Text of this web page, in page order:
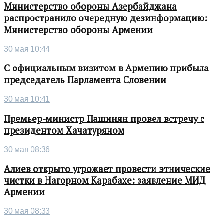
Министерство обороны Азербайджана
распространило очередную дезинформацию:
Министерство обороны Армении
30 мая 10:44
С официальным визитом в Армению прибыла
председатель Парламента Словении
30 мая 10:41
Премьер-министр Пашинян провел встречу с
президентом Хачатуряном
30 мая 08:36
Алиев открыто угрожает провести этнические
чистки в Нагорном Карабахе: заявление МИД
Армении
30 мая 08:33